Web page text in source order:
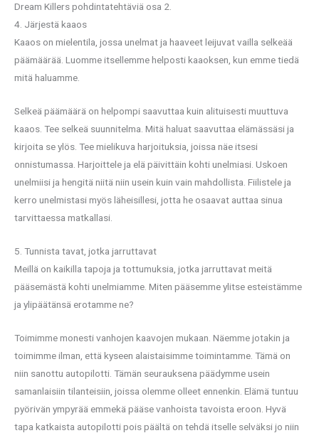
Dream Killers pohdintatehtäviä osa 2.
4. Järjestä kaaos
Kaaos on mielentila, jossa unelmat ja haaveet leijuvat vailla selkeää
päämäärää. Luomme itsellemme helposti kaaoksen, kun emme tiedä
mitä haluamme.
Selkeä päämäärä on helpompi saavuttaa kuin alituisesti muuttuva
kaaos. Tee selkeä suunnitelma. Mitä haluat saavuttaa elämässäsi ja
kirjoita se ylös. Tee mielikuva harjoituksia, joissa näe itsesi
onnistumassa. Harjoittele ja elä päivittäin kohti unelmiasi. Uskoen
unelmiisi ja hengitä niitä niin usein kuin vain mahdollista. Fiilistele ja
kerro unelmistasi myös läheisillesi, jotta he osaavat auttaa sinua
tarvittaessa matkallasi.
5. Tunnista tavat, jotka jarruttavat
Meillä on kaikilla tapoja ja tottumuksia, jotka jarruttavat meitä
pääsemästä kohti unelmiamme. Miten pääsemme ylitse esteistämme
ja ylipäätänsä erotamme ne?
Toimimme monesti vanhojen kaavojen mukaan. Näemme jotakin ja
toimimme ilman, että kyseen alaistaisimme toimintamme. Tämä on
niin sanottu autopilotti. Tämän seurauksena päädymme usein
samanlaisiin tilanteisiin, joissa olemme olleet ennenkin. Elämä tuntuu
pyörivän ympyrää emmekä pääse vanhoista tavoista eroon. Hyvä
tapa katkaista autopilotti pois päältä on tehdä itselle selväksi jo niin